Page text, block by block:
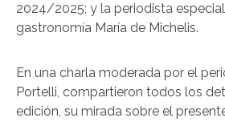
2024/2025; y la periodista
gastronomía María de Michelis.
En una charla moderada por el
Portelli, compartieron todos los
edición, su mirada sobre el